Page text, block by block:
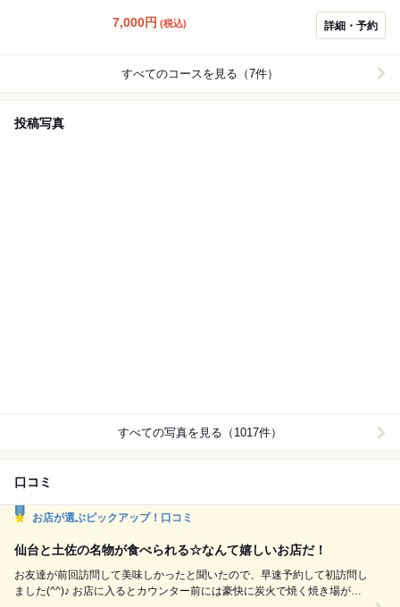
で、ご友人で、各種宴会シーンでご利用ください。
7,000円 (税込) 詳細・予約
すべてのコースを見る（7件）
投稿写真
すべての写真を見る（1017件）
口コミ
お店が選ぶピックアップ！口コミ
仙台と土佐の名物が食べられる☆なんて嬉しいお店だ！
お友達が前回訪問して美味しかったと聞いたので、早速予約して初訪問し
ました(^^)♪ お店に入るとカウンター前には豪快に炭火で焼く焼き場が有